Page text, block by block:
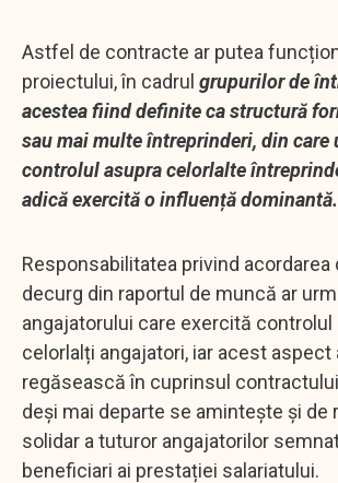
Astfel de contracte ar putea
proiectului, în cadrul grupurilor de
acestea fiind definite ca structură
sau mai multe întreprinderi, din care
controlul asupra celorlalte
adică exercită o influență dominantă.
Responsabilitatea privind acordarea
decurg din raportul de muncă ar
angajatorului care exercită controlul
celorlalți angajatori, iar acest aspect
regăsească în cuprinsul
deși mai departe se amintește și de
solidar a tuturor angajatorilor
beneficiari ai prestației salariatului.